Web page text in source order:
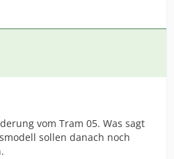
vom Tram 05. Was sagt
sollen danach noch